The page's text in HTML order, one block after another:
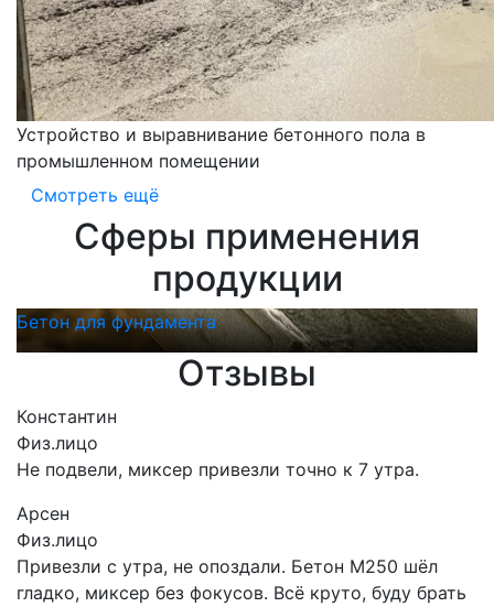
Устройство и выравнивание бетонного пола в
промышленном помещении
Смотреть ещё
Сферы применения
продукции
Бетон для фундамента
Отзывы
Константин
Физ.лицо
Не подвели, миксер привезли точно к 7 утра.
Арсен
Физ.лицо
Привезли с утра, не опоздали. Бетон М250 шёл
гладко, миксер без фокусов. Всё круто, буду брать